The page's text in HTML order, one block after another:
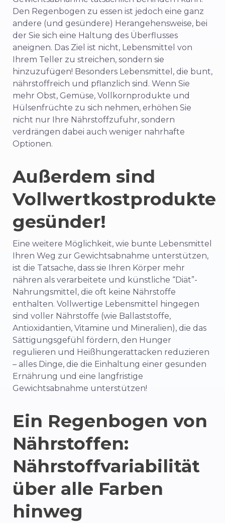
Den Regenbogen zu essen ist jedoch eine ganz
andere (und gesündere) Herangehensweise, bei
der Sie sich eine Haltung des Überflusses
aneignen. Das Ziel ist nicht, Lebensmittel von
Ihrem Teller zu streichen, sondern sie
hinzuzufügen! Besonders Lebensmittel, die bunt,
nährstoffreich und pflanzlich sind. Wenn Sie
mehr Obst, Gemüse, Vollkornprodukte und
Hülsenfrüchte zu sich nehmen, erhöhen Sie
nicht nur Ihre Nährstoffzufuhr, sondern
verdrängen dabei auch weniger nahrhafte
Optionen.
Außerdem sind
Vollwertkostprodukte
gesünder!
Eine weitere Möglichkeit, wie bunte Lebensmittel
Ihren Weg zur Gewichtsabnahme unterstützen,
ist die Tatsache, dass sie Ihren Körper mehr
nähren als verarbeitete und künstliche “Diät”-
Nahrungsmittel, die oft keine Nährstoffe
enthalten. Vollwertige Lebensmittel hingegen
sind voller Nährstoffe (wie Ballaststoffe,
Antioxidantien, Vitamine und Mineralien), die das
Sättigungsgefühl fördern, den Hunger
regulieren und Heißhungerattacken reduzieren
– alles Dinge, die die Einhaltung einer gesunden
Ernährung und eine langfristige
Gewichtsabnahme unterstützen!
Ein Regenbogen von
Nährstoffen:
Nährstoffvariabilität
über alle Farben
hinweg